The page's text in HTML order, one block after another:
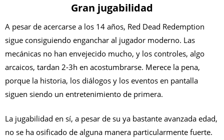
Gran jugabilidad
A pesar de acercarse a los 14 años, Red Dead Redemption
sigue consiguiendo enganchar al jugador moderno. Las
mecánicas no han envejecido mucho, y los controles, algo
arcaicos, tardan 2-3h en acostumbrarse. Merece la pena,
porque la historia, los diálogos y los eventos en pantalla
siguen siendo un entretenimiento de primera.
La jugabilidad en sí, a pesar de su ya bastante avanzada edad,
no se ha osificado de alguna manera particularmente fuerte.